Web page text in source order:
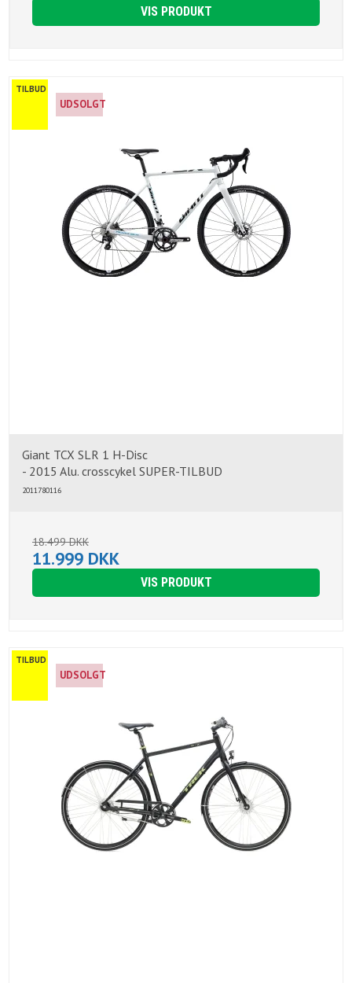
VIS PRODUKT
TILBUD
UDSOLGT
Giant TCX SLR 1 H-Disc
- 2015 Alu. crosscykel SUPER-TILBUD
2011780116
18.499 DKK
11.999 DKK
VIS PRODUKT
TILBUD
UDSOLGT